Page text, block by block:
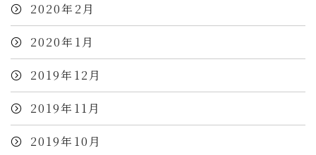
2020年2月
2020年1月
2019年12月
2019年11月
2019年10月